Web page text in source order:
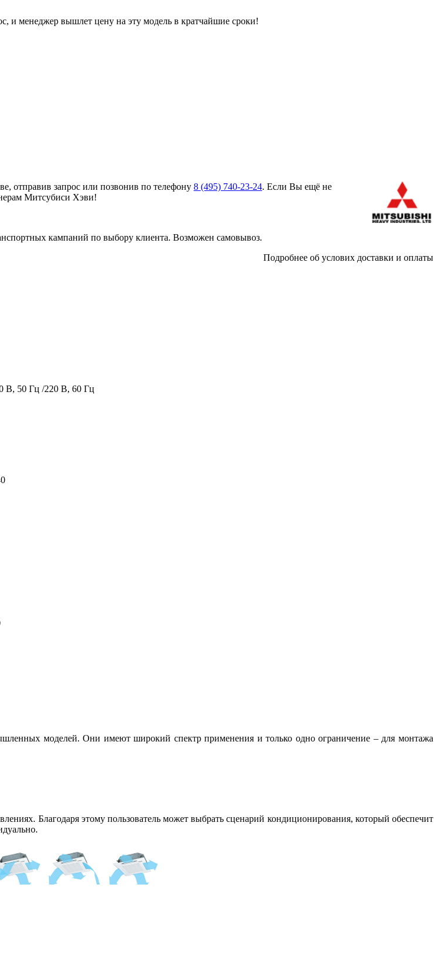
, и менеджер вышлет цену на эту модель в кратчайшие сроки!
отправив запрос или позвонив по телефону 8 (495) 740-23-24. Если Вы ещё не
Митсубиси Хэви!
кампаний по выбору клиента. Возможен самовывоз.
Подробнее об услових доставки и оплаты
В, 50 Гц /220 В, 60 Гц
моделей. Они имеют широкий спектр применения и только одно ограничение – для монтажа
Благодаря этому пользователь может выбрать сценарий кондиционирования, который обеспечит